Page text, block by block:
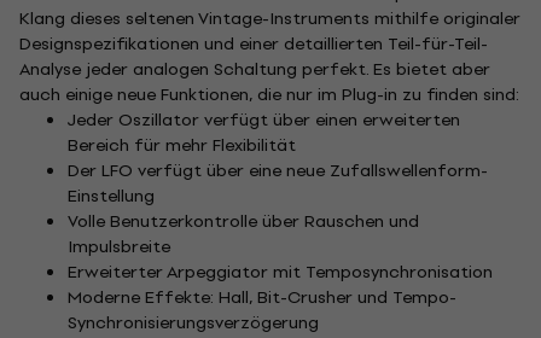
Klang dieses seltenen Vintage-Instruments mithilfe originaler
Designspezifikationen und einer detaillierten Teil-für-Teil-
Analyse jeder analogen Schaltung perfekt. Es bietet aber
auch einige neue Funktionen, die nur im Plug-in zu finden sind:
Jeder Oszillator verfügt über einen erweiterten
Bereich für mehr Flexibilität
Der LFO verfügt über eine neue Zufallswellenform-
Einstellung
Volle Benutzerkontrolle über Rauschen und
Impulsbreite
Erweiterter Arpeggiator mit Temposynchronisation
Moderne Effekte: Hall, Bit-Crusher und Tempo-
Synchronisierungsverzögerung